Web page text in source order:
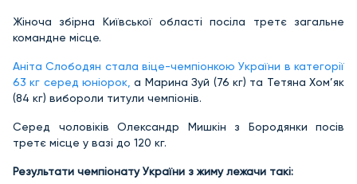
Жіноча збірна Київської області посіла третє загальне
командне місце.
Аніта Слободян стала віце-чемпіонкою України в категорії
63 кг серед юніорок, а Марина Зуй (76 кг) та Тетяна Хом’як
(84 кг) вибороли титули чемпіонів.
Серед чоловіків Олександр Мишкін з Бородянки посів
третє місце у вазі до 120 кг.
Результати чемпіонату України з жиму лежачи такі: